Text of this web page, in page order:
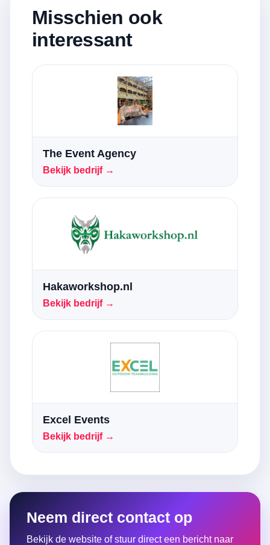
Misschien ook
interessant
The Event Agency
Bekijk bedrijf →
Hakaworkshop.nl
Bekijk bedrijf →
Excel Events
Bekijk bedrijf →
Neem direct contact op
Bekijk de website of stuur direct een bericht naar